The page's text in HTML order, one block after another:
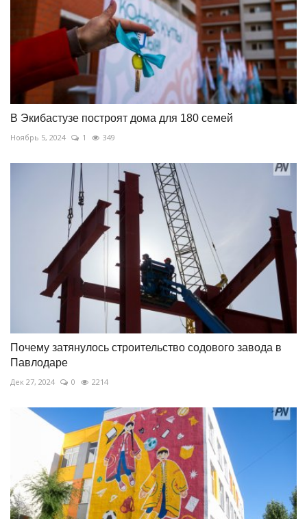
В Экибастузе построят дома для 180 семей
Ноябрь 5, 2024 1 349
Почему затянулось строительство содового завода в
Павлодаре
Дек 27, 2024 0 2214